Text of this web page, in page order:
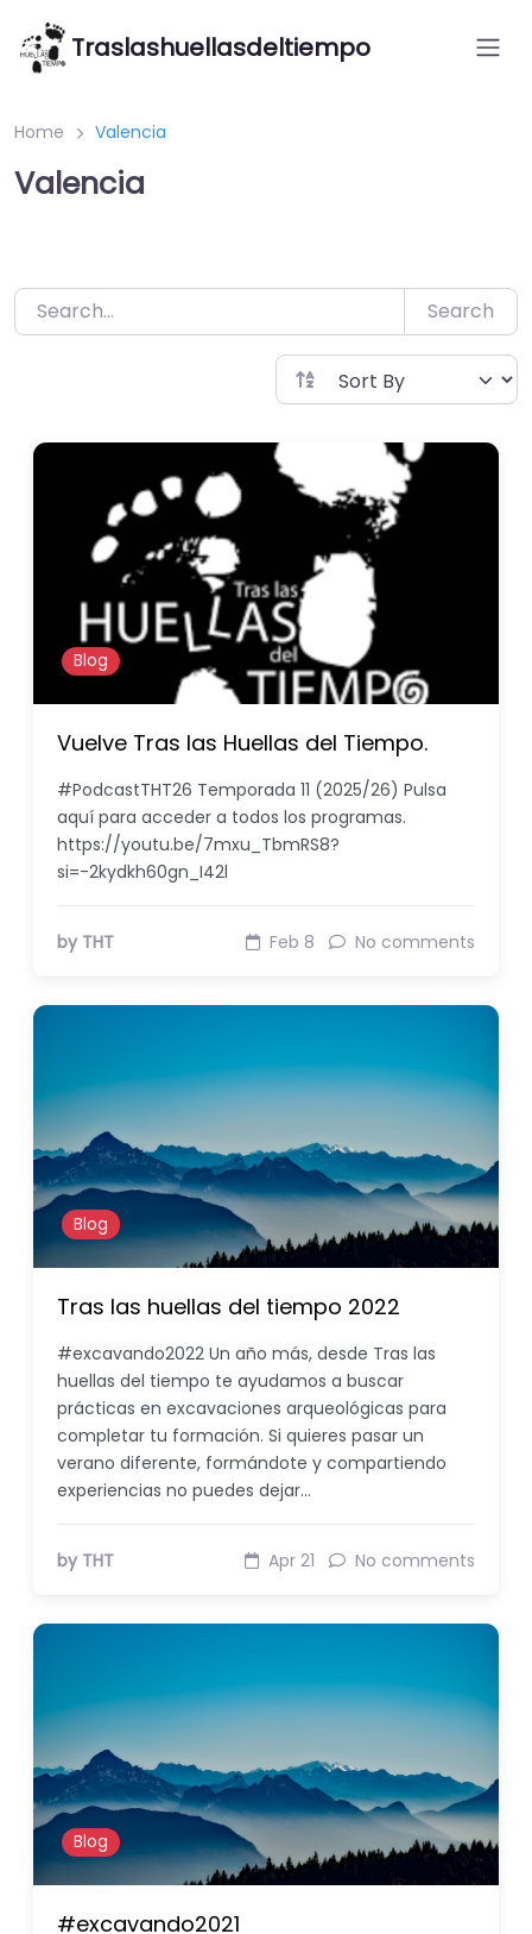
Saltar
contenido
Traslashuellasdeltiempo
Home Valencia
Valencia
Search
Blog
Vuelve Tras las Huellas del Tiempo.
#PodcastTHT26 Temporada 11 (2025/26) Pulsa
aquí para acceder a todos los programas.
https://youtu.be/7mxu_TbmRS8?
si=-2kydkh60gn_I42l
by THT Feb 8 No comments
Blog
Tras las huellas del tiempo 2022
#excavando2022 Un año más, desde Tras las
huellas del tiempo te ayudamos a buscar
prácticas en excavaciones arqueológicas para
completar tu formación. Si quieres pasar un
verano diferente, formándote y compartiendo
experiencias no puedes dejar…
by THT Apr 21 No comments
Blog
#excavando2021